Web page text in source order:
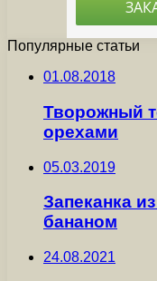
Популярные статьи
01.08.2018
Творожный
орехами
05.03.2019
Запеканка
бананом
24.08.2021